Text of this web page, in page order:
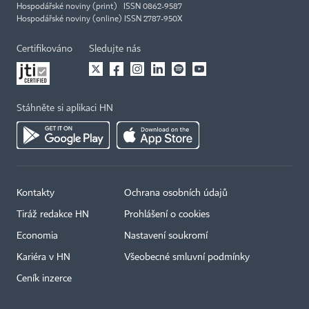
Hospodářské noviny (print) ISSN 0862-9587
Hospodářské noviny (online) ISSN 2787-950X
Certifikováno Sledujte nás
Stáhněte si aplikaci HN
Kontakty
Tiráž redakce HN
Economia
Kariéra v HN
Ceník inzerce
Ochrana osobních údajů
Prohlášení o cookies
Nastavení soukromí
Všeobecné smluvní podmínky